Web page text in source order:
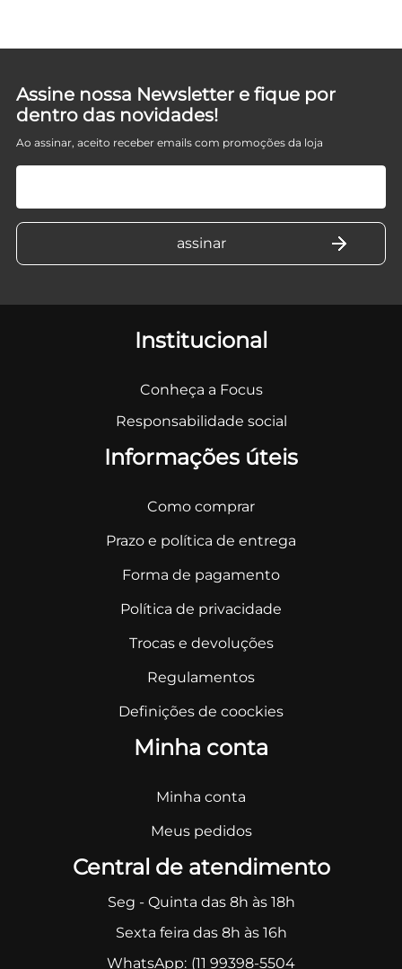
Assine nossa Newsletter e fique por
dentro das novidades!
Ao assinar, aceito receber emails com promoções da loja
Institucional
Conheça a Focus
Responsabilidade social
Informações úteis
Como comprar
Prazo e política de entrega
Forma de pagamento
Política de privacidade
Trocas e devoluções
Regulamentos
Definições de coockies
Minha conta
Minha conta
Meus pedidos
Central de atendimento
Seg - Quinta das 8h às 18h
Sexta feira das 8h às 16h
WhatsApp: (11 99398-5504